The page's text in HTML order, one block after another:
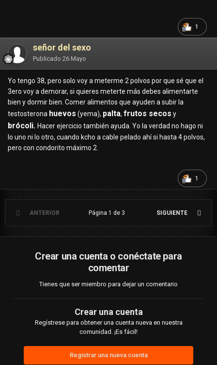
1
señor del sexo
Publicado 26 Mayo
Yo tengo 38, pero solo voy a meterme 2 polvos por que sé que el
3ero voy a demorar, si quieres meterte más debes alimentarte
bien y dormir bien. Comer alimentos que ayuden a subir la
testosterona huevos (yema), palta, frutos secos y
brócoli. Hacer ejercicio también ayuda. Yo la verdad no hago ni
lo uno ni lo otro, cuando kcho a cable pelado ahí si hasta 4 polvos,
pero con condorito máximo 2.
1
ANTERIOR SIGUIENTE
Página 1 de 3
Crear una cuenta o conéctate para
comentar
Tienes que ser miembro para dejar un comentario
Crear una cuenta
Regístrese para obtener una cuenta nueva en nuestra
comunidad. ¡Es fácil!
Registrar una nueva cuenta